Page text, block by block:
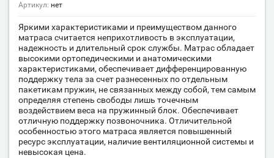
Артикул: нет
Яркими характеристиками и преимуществом данного
матраса считается неприхотливость в эксплуатации,
надежность и длительный срок службы. Матрас обладает
высокими ортопедическими и анатомическими
характеристиками, обеспечивает дифференцированную
поддержку тела за счет разнесенных по отдельным
пакетикам пружин, не связанных между собой, тем самым
определяя степень свободы лишь точечным
воздействием веса на пружинный блок. Обеспечивает
отличную поддержку позвоночника. Отличительной
особенностью этого матраса является повышенный
ресурс эксплуатации, наличие вентиляционной системы и
невысокая цена.